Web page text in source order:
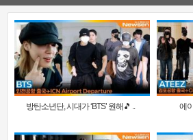
방탄소년단, 시대가 ‘BTS’ 원해🎵 .. 에